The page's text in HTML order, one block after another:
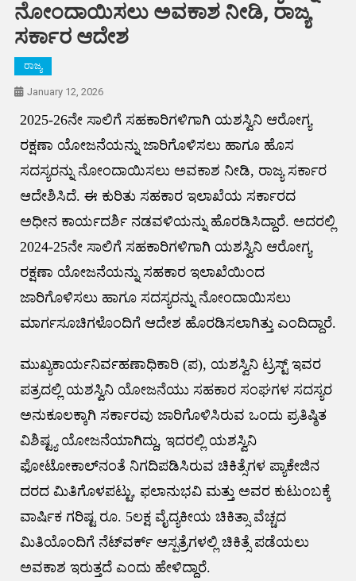
ನೋಂದಾಯಿಸಲು ಅವಕಾಶ ನೀಡಿ, ರಾಜ್ಯ
ಸರ್ಕಾರ ಆದೇಶ
ರಾಜ್ಯ
January 12, 2026
2025-26ನೇ ಸಾಲಿಗೆ ಸಹಕಾರಿಗಳಿಗಾಗಿ ಯಶಸ್ವಿನಿ ಆರೋಗ್ಯ
ರಕ್ಷಣಾ ಯೋಜನೆಯನ್ನು ಜಾರಿಗೊಳಿಸಲು ಹಾಗೂ ಹೊಸ
ಸದಸ್ಯರನ್ನು ನೋಂದಾಯಿಸಲು ಅವಕಾಶ ನೀಡಿ, ರಾಜ್ಯ ಸರ್ಕಾರ
ಆದೇಶಿಸಿದೆ. ಈ ಕುರಿತು ಸಹಕಾರ ಇಲಾಖೆಯ ಸರ್ಕಾರದ
ಅಧೀನ ಕಾರ್ಯದರ್ಶಿ ನಡವಳಿಯನ್ನು ಹೊರಡಿಸಿದ್ದಾರೆ. ಅದರಲ್ಲಿ
2024-25ನೇ ಸಾಲಿಗೆ ಸಹಕಾರಿಗಳಿಗಾಗಿ ಯಶಸ್ವಿನಿ ಆರೋಗ್ಯ
ರಕ್ಷಣಾ ಯೋಜನೆಯನ್ನು ಸಹಕಾರ ಇಲಾಖೆಯಿಂದ
ಜಾರಿಗೊಳಿಸಲು ಹಾಗೂ ಸದಸ್ಯರನ್ನು ನೋಂದಾಯಿಸಲು
ಮಾರ್ಗಸೂಚಿಗಳೊಂದಿಗೆ ಆದೇಶ ಹೊರಡಿಸಲಾಗಿತ್ತು ಎಂದಿದ್ದಾರೆ.
ಮುಖ್ಯಕಾರ್ಯನಿರ್ವಹಣಾಧಿಕಾರಿ (ಪ), ಯಶಸ್ವಿನಿ ಟ್ರಸ್ಟ್ ಇವರ
ಪತ್ರದಲ್ಲಿ ಯಶಸ್ವಿನಿ ಯೋಜನೆಯು ಸಹಕಾರ ಸಂಘಗಳ ಸದಸ್ಯರ
ಅನುಕೂಲಕ್ಕಾಗಿ ಸರ್ಕಾರವು ಜಾರಿಗೊಳಿಸಿರುವ ಒಂದು ಪ್ರತಿಷ್ಠಿತ
ವಿಶಿಷ್ಟ್ಯ ಯೋಜನೆಯಾಗಿದ್ದು, ಇದರಲ್ಲಿ ಯಶಸ್ವಿನಿ
ಫೋಟೋಕಾಲ್‌ನಂತೆ ನಿಗದಿಪಡಿಸಿರುವ ಚಿಕಿತ್ಸೆಗಳ ಪ್ಯಾಕೇಜಿನ
ದರದ ಮಿತಿಗೊಳಪಟ್ಟು, ಫಲಾನುಭವಿ ಮತ್ತು ಅವರ ಕುಟುಂಬಕ್ಕೆ
ವಾರ್ಷಿಕ ಗರಿಷ್ಟ ರೂ. 5ಲಕ್ಷ ವೈದ್ಯಕೀಯ ಚಿಕಿತ್ಸಾ ವೆಚ್ಚದ
ಮಿತಿಯೊಂದಿಗೆ ನೆಟ್‌ವರ್ಕ್ ಆಸ್ಪತ್ರೆಗಳಲ್ಲಿ ಚಿಕಿತ್ಸೆ ಪಡೆಯಲು
ಅವಕಾಶ ಇರುತ್ತದೆ ಎಂದು ಹೇಳಿದ್ದಾರೆ.